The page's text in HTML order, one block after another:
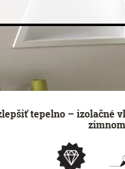
tepelno – izolačné